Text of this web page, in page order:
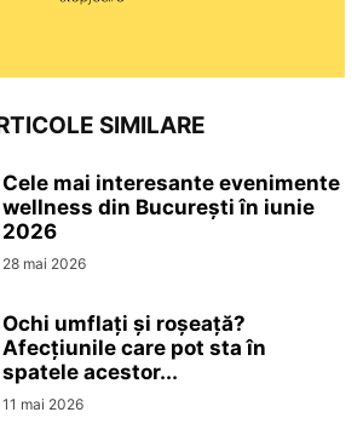
SIMILARE
Cele mai interesante evenimente
wellness din București în iunie
2026
28 mai 2026
Ochi umflați și roșeață?
Afecțiunile care pot sta în
spatele acestor...
11 mai 2026